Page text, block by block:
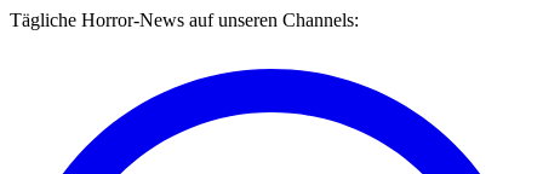
Tägliche Horror-News auf unseren Channels: